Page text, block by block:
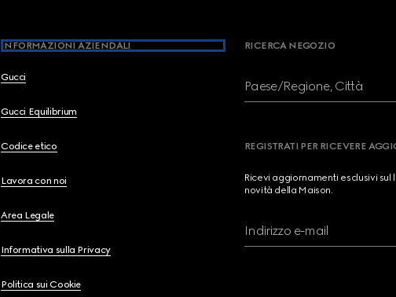
INFORMAZIONI AZIENDALI
Gucci
Gucci Equilibrium
Codice etico
Lavora con noi
Area Legale
Informativa sulla Privacy
Politica sui Cookie
RICERCA NEGOZIO
Paese/Regione, Città
REGISTRATI PER RICEVERE
Ricevi aggiornamenti esclusivi
novità della Maison.
Indirizzo e-mail